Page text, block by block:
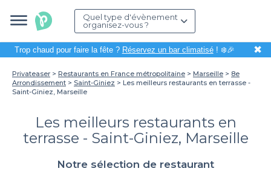
Quel type d'évènement
organisez-vous ?
Trop chaud pour faire la fête ? Réservez un bar climatisé! ❄️🎉 ✖
Privateaser Restaurants en France métropolitaine Marseille
8e
Arrondissement
Saint-Giniez
Les meilleurs restaurants en terrasse -
Saint-Giniez, Marseille
Les meilleurs restaurants en
terrasse - Saint-Giniez, Marseille
Notre sélection de restaurant